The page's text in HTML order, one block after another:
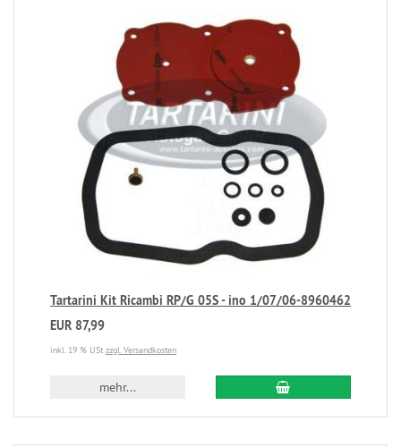
Tartarini Kit Ricambi RP/G 05S - ino 1/07/06-8960462
EUR 87,99
inkl. 19 % USt zzgl. Versandkosten
mehr...